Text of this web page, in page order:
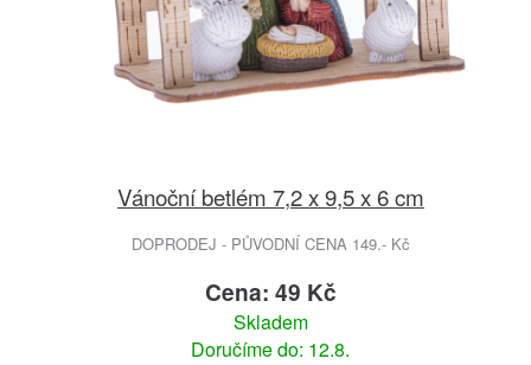
Vánoční betlém 7,2 x 9,5 x 6 cm
DOPRODEJ - PŮVODNÍ CENA 149.- Kč
Cena: 49 Kč
Skladem
Doručíme do: 12.8.